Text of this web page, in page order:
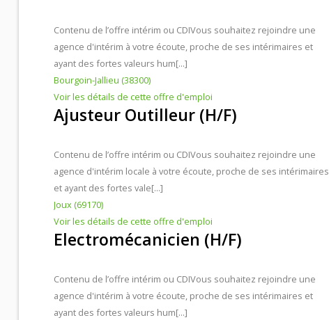
Contenu de l’offre intérim ou CDIVous souhaitez rejoindre une
agence d'intérim à votre écoute, proche de ses intérimaires et
ayant des fortes valeurs hum[...]
Bourgoin-Jallieu (38300)
Voir les détails de cette offre d'emploi
Ajusteur Outilleur (H/F)
Contenu de l’offre intérim ou CDIVous souhaitez rejoindre une
agence d'intérim locale à votre écoute, proche de ses intérimaires
et ayant des fortes vale[...]
Joux (69170)
Voir les détails de cette offre d'emploi
Electromécanicien (H/F)
Contenu de l’offre intérim ou CDIVous souhaitez rejoindre une
agence d'intérim à votre écoute, proche de ses intérimaires et
ayant des fortes valeurs hum[...]